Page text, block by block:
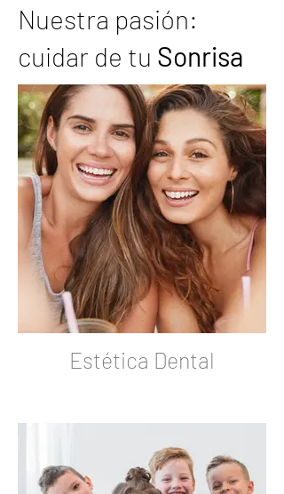
Nuestra pasión:
cuidar de tu Sonrisa
Estética Dental